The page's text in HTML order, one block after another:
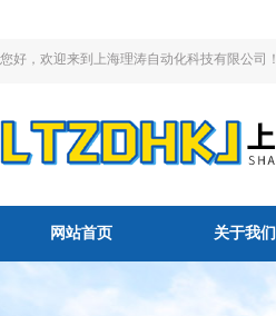
您好，欢迎来到上海理涛自动化科技有限公司！
网站首页 关于我们